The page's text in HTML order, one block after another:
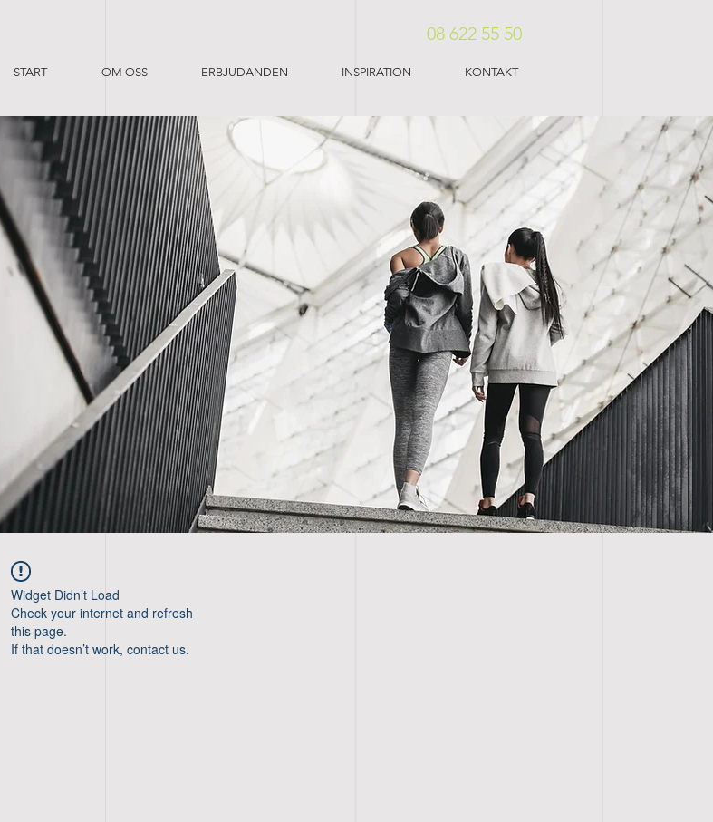
08 622 55 50
START OM OSS ERBJUDANDEN INSPIRATION KONTAKT
Widget Didn’t Load
Check your internet and refresh
this page.
If that doesn’t work, contact us.